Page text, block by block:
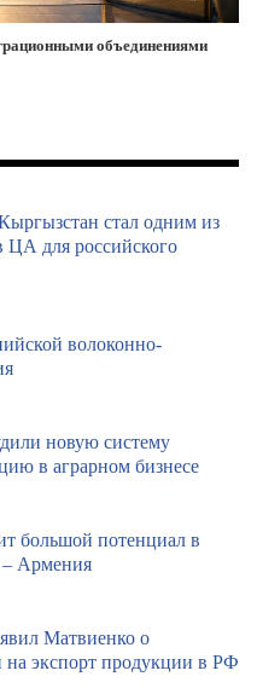
объединениями
стал одним из
ЦА для российского
волоконно-
новую систему
в аграрном бизнесе
большой потенциал в
– Армения
Матвиенко о
на экспорт продукции в РФ